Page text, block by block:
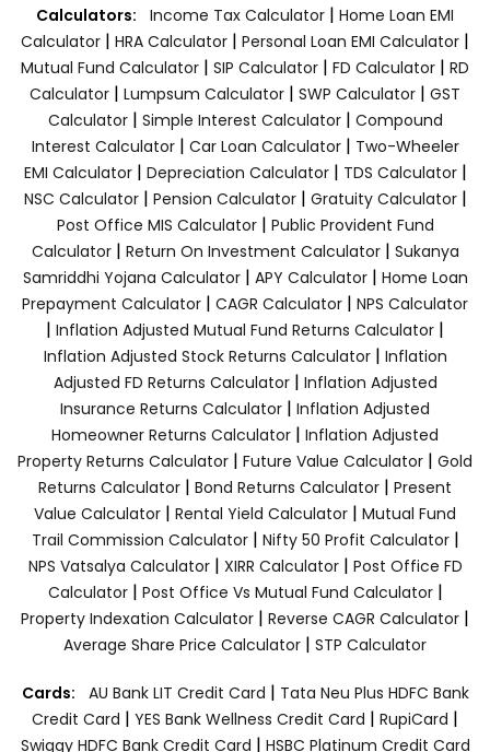
Calculators: Income Tax Calculator | Home Loan EMI
Calculator | HRA Calculator | Personal Loan EMI Calculator |
Mutual Fund Calculator | SIP Calculator | FD Calculator | RD
Calculator | Lumpsum Calculator | SWP Calculator | GST
Calculator| Simple Interest Calculator| Compound
Interest Calculator| Car Loan Calculator| Two-Wheeler
EMI Calculator| Depreciation Calculator| TDS Calculator|
NSC Calculator| Pension Calculator| Gratuity Calculator|
Post Office MIS Calculator| Public Provident Fund
Calculator| Return On Investment Calculator| Sukanya
Samriddhi Yojana Calculator| APY Calculator| Home Loan
Prepayment Calculator | CAGR Calculator | NPS Calculator
| Inflation Adjusted Mutual Fund Returns Calculator |
Inflation Adjusted Stock Returns Calculator| Inflation
Adjusted FD Returns Calculator| Inflation Adjusted
Insurance Returns Calculator | Inflation Adjusted
Homeowner Returns Calculator | Inflation Adjusted
Property Returns Calculator | Future Value Calculator | Gold
Returns Calculator | Bond Returns Calculator | Present
Value Calculator | Rental Yield Calculator | Mutual Fund
Trail Commission Calculator| Nifty 50 Profit Calculator|
NPS Vatsalya Calculator| XIRR Calculator| Post Office FD
Calculator| Post Office Vs Mutual Fund Calculator|
Property Indexation Calculator | Reverse CAGR Calculator |
Average Share Price Calculator | STP Calculator
Cards: AU Bank LIT Credit Card | Tata Neu Plus HDFC Bank
Credit Card | YES Bank Wellness Credit Card | RupiCard |
Swiggy HDFC Bank Credit Card | HSBC Platinum Credit Card